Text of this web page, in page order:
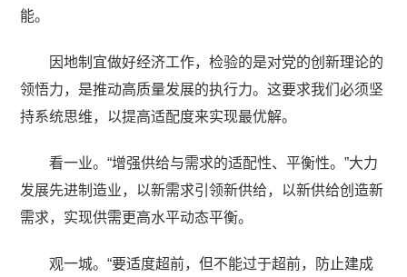
能。
因地制宜做好经济工作，检验的是对党的创新理论的
领悟力，是推动高质量发展的执行力。这要求我们必须坚
持系统思维，以提高适配度来实现最优解。
看一业。“增强供给与需求的适配性、平衡性。”大力
发展先进制造业，以新需求引领新供给，以新供给创造新
需求，实现供需更高水平动态平衡。
观一城。“要适度超前，但不能过于超前，防止建成